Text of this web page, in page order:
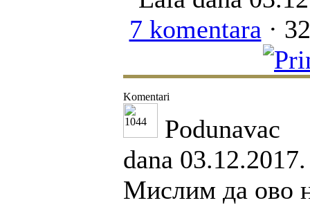
7 komentara ·
Komentari
Podunavac
dana
Мислим да ово